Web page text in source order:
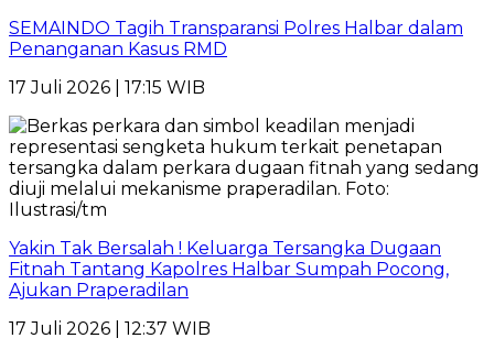
SEMAINDO Tagih Transparansi Polres Halbar dalam
Penanganan Kasus RMD
17 Juli 2026 | 17:15 WIB
Yakin Tak Bersalah ! Keluarga Tersangka Dugaan
Fitnah Tantang Kapolres Halbar Sumpah Pocong,
Ajukan Praperadilan
17 Juli 2026 | 12:37 WIB